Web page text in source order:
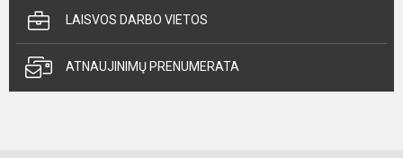
LAISVOS DARBO VIETOS
ATNAUJINIMŲ PRENUMERATA